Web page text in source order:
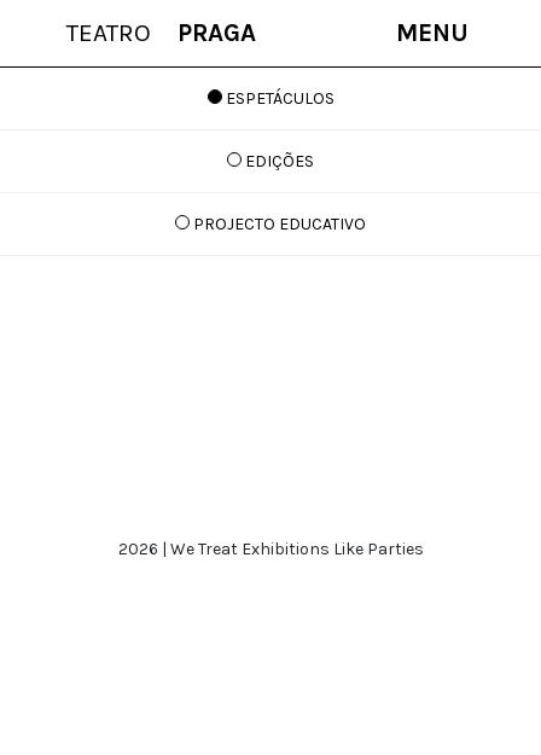
TEATRO PRAGA MENU
ESPETÁCULOS
EDIÇÕES
PROJECTO EDUCATIVO
2026 | We Treat Exhibitions Like Parties